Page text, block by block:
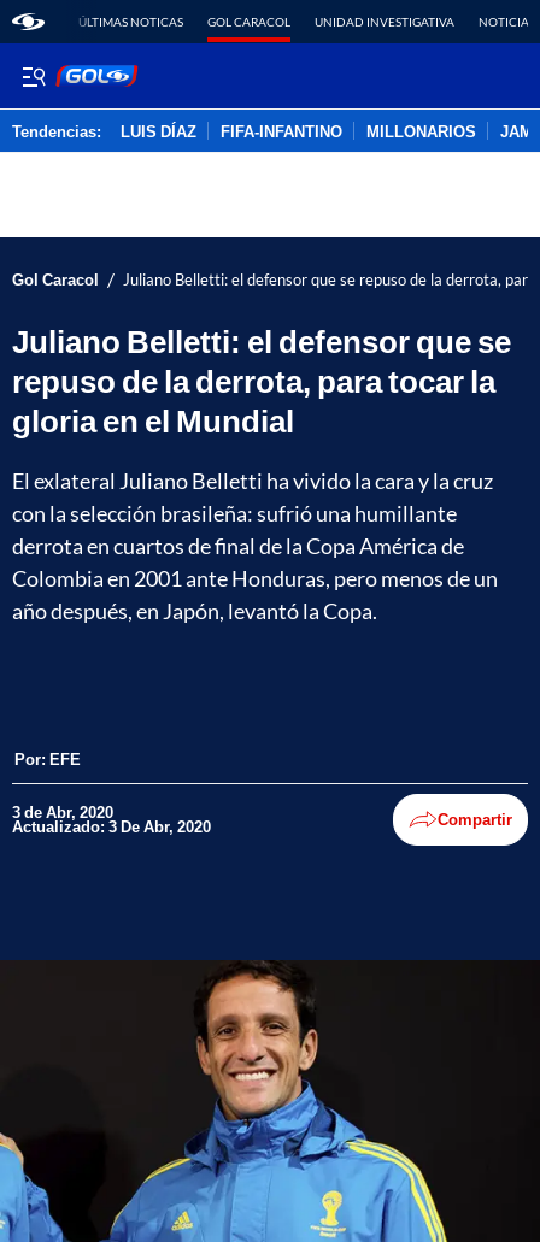
ÚLTIMAS NOTICAS GOL CARACOL UNIDAD INVESTIGATIVA NOTICIAS
Tendencias: LUIS DÍAZ FIFA-INFANTINO MILLONARIOS
Gol Caracol / Juliano Belletti: el defensor que se repuso de la derrota,
Juliano Belletti: el defensor que se
repuso de la derrota, para tocar la
gloria en el Mundial
El exlateral Juliano Belletti ha vivido la cara y la cruz
con la selección brasileña: sufrió una humillante
derrota en cuartos de final de la Copa América de
Colombia en 2001 ante Honduras, pero menos de un
año después, en Japón, levantó la Copa.
Por: EFE
3 de Abr, 2020
Actualizado: 3 De Abr, 2020 Compartir